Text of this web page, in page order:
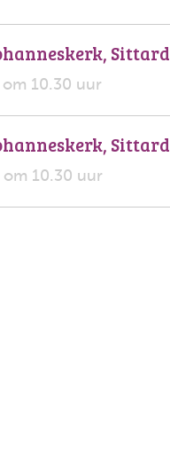
Sittard
10.30 uur
Sittard
10.30 uur